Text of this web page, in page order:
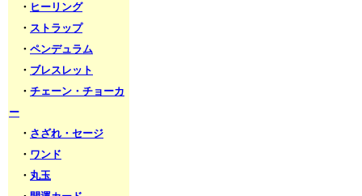
・ ヒーリング
・ ストラップ
・ ペンデュラム
・ ブレスレット
・ チェーン・チョーカ
ー
・ さざれ・セージ
・ ワンド
・ 丸玉